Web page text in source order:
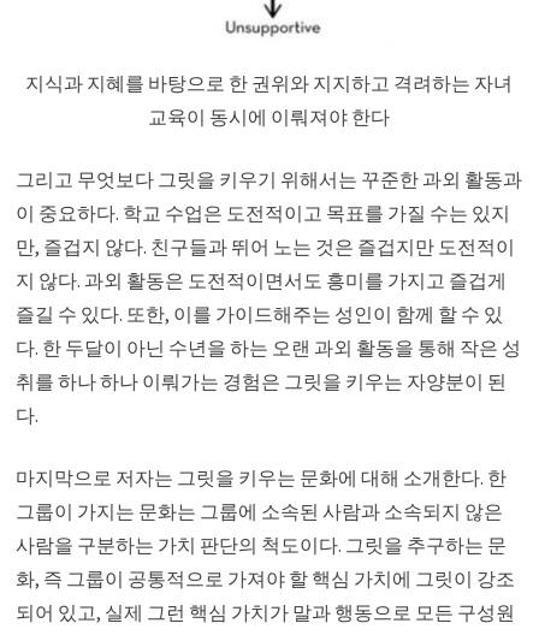
지식과 지혜를 바탕으로 한 권위와 지지하고 격려하는 자녀
교육이 동시에 이뤄져야 한다
그리고 무엇보다 그릿을 키우기 위해서는 꾸준한 과외 활동과
이 중요하다. 학교 수업은 도전적이고 목표를 가질 수는 있지
만, 즐겁지 않다. 친구들과 뛰어 노는 것은 즐겁지만 도전적이
지 않다. 과외 활동은 도전적이면서도 흥미를 가지고 즐겁게
즐길 수 있다. 또한, 이를 가이드해주는 성인이 함께 할 수 있
다. 한 두달이 아닌 수년을 하는 오랜 과외 활동을 통해 작은 성
취를 하나 하나 이뤄가는 경험은 그릿을 키우는 자양분이 된
다.
마지막으로 저자는 그릿을 키우는 문화에 대해 소개한다. 한
그룹이 가지는 문화는 그룹에 소속된 사람과 소속되지 않은
사람을 구분하는 가치 판단의 척도이다. 그릿을 추구하는 문
화, 즉 그룹이 공통적으로 가져야 할 핵심 가치에 그릿이 강조
되어 있고, 실제 그런 핵심 가치가 말과 행동으로 모든 구성원